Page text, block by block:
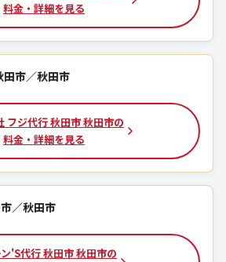
料金・詳細を見る
田市／秋田市
フジ代行 秋田市 秋田市の
料金・詳細を見る
／秋田市
'S代行 秋田市 秋田市の